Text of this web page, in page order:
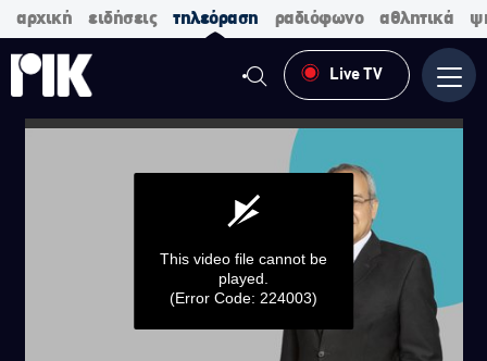
αρχική ειδήσεις τηλεόραση ραδιόφωνο αθλητικά
Live TV
This video file cannot be
played.
(Error Code: 224003)